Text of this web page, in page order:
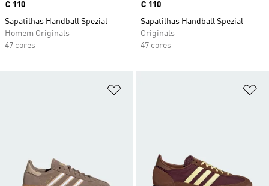
Price
€ 110
Sapatilhas Handball Spezial
Homem Originals
47 cores
Price
€ 110
Sapatilhas Handball Spezial
Originals
47 cores